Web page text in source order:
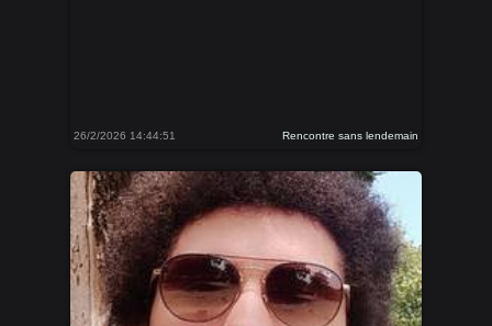
26/2/2026 14:44:51 Rencontre sans lendemain